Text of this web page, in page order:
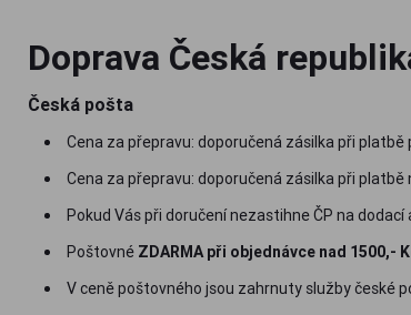
Doprava Česká
Česká pošta
Cena za přepravu: doporučená zásilka při platbě
Cena za přepravu: doporučená zásilka při
Pokud Vás při doručení nezastihne ČP na
Poštovné ZDARMA při objednávce nad 1500,-
V ceně poštovného jsou zahrnuty služby české